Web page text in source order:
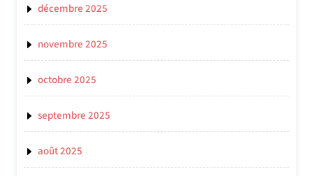
décembre 2025
novembre 2025
octobre 2025
septembre 2025
août 2025